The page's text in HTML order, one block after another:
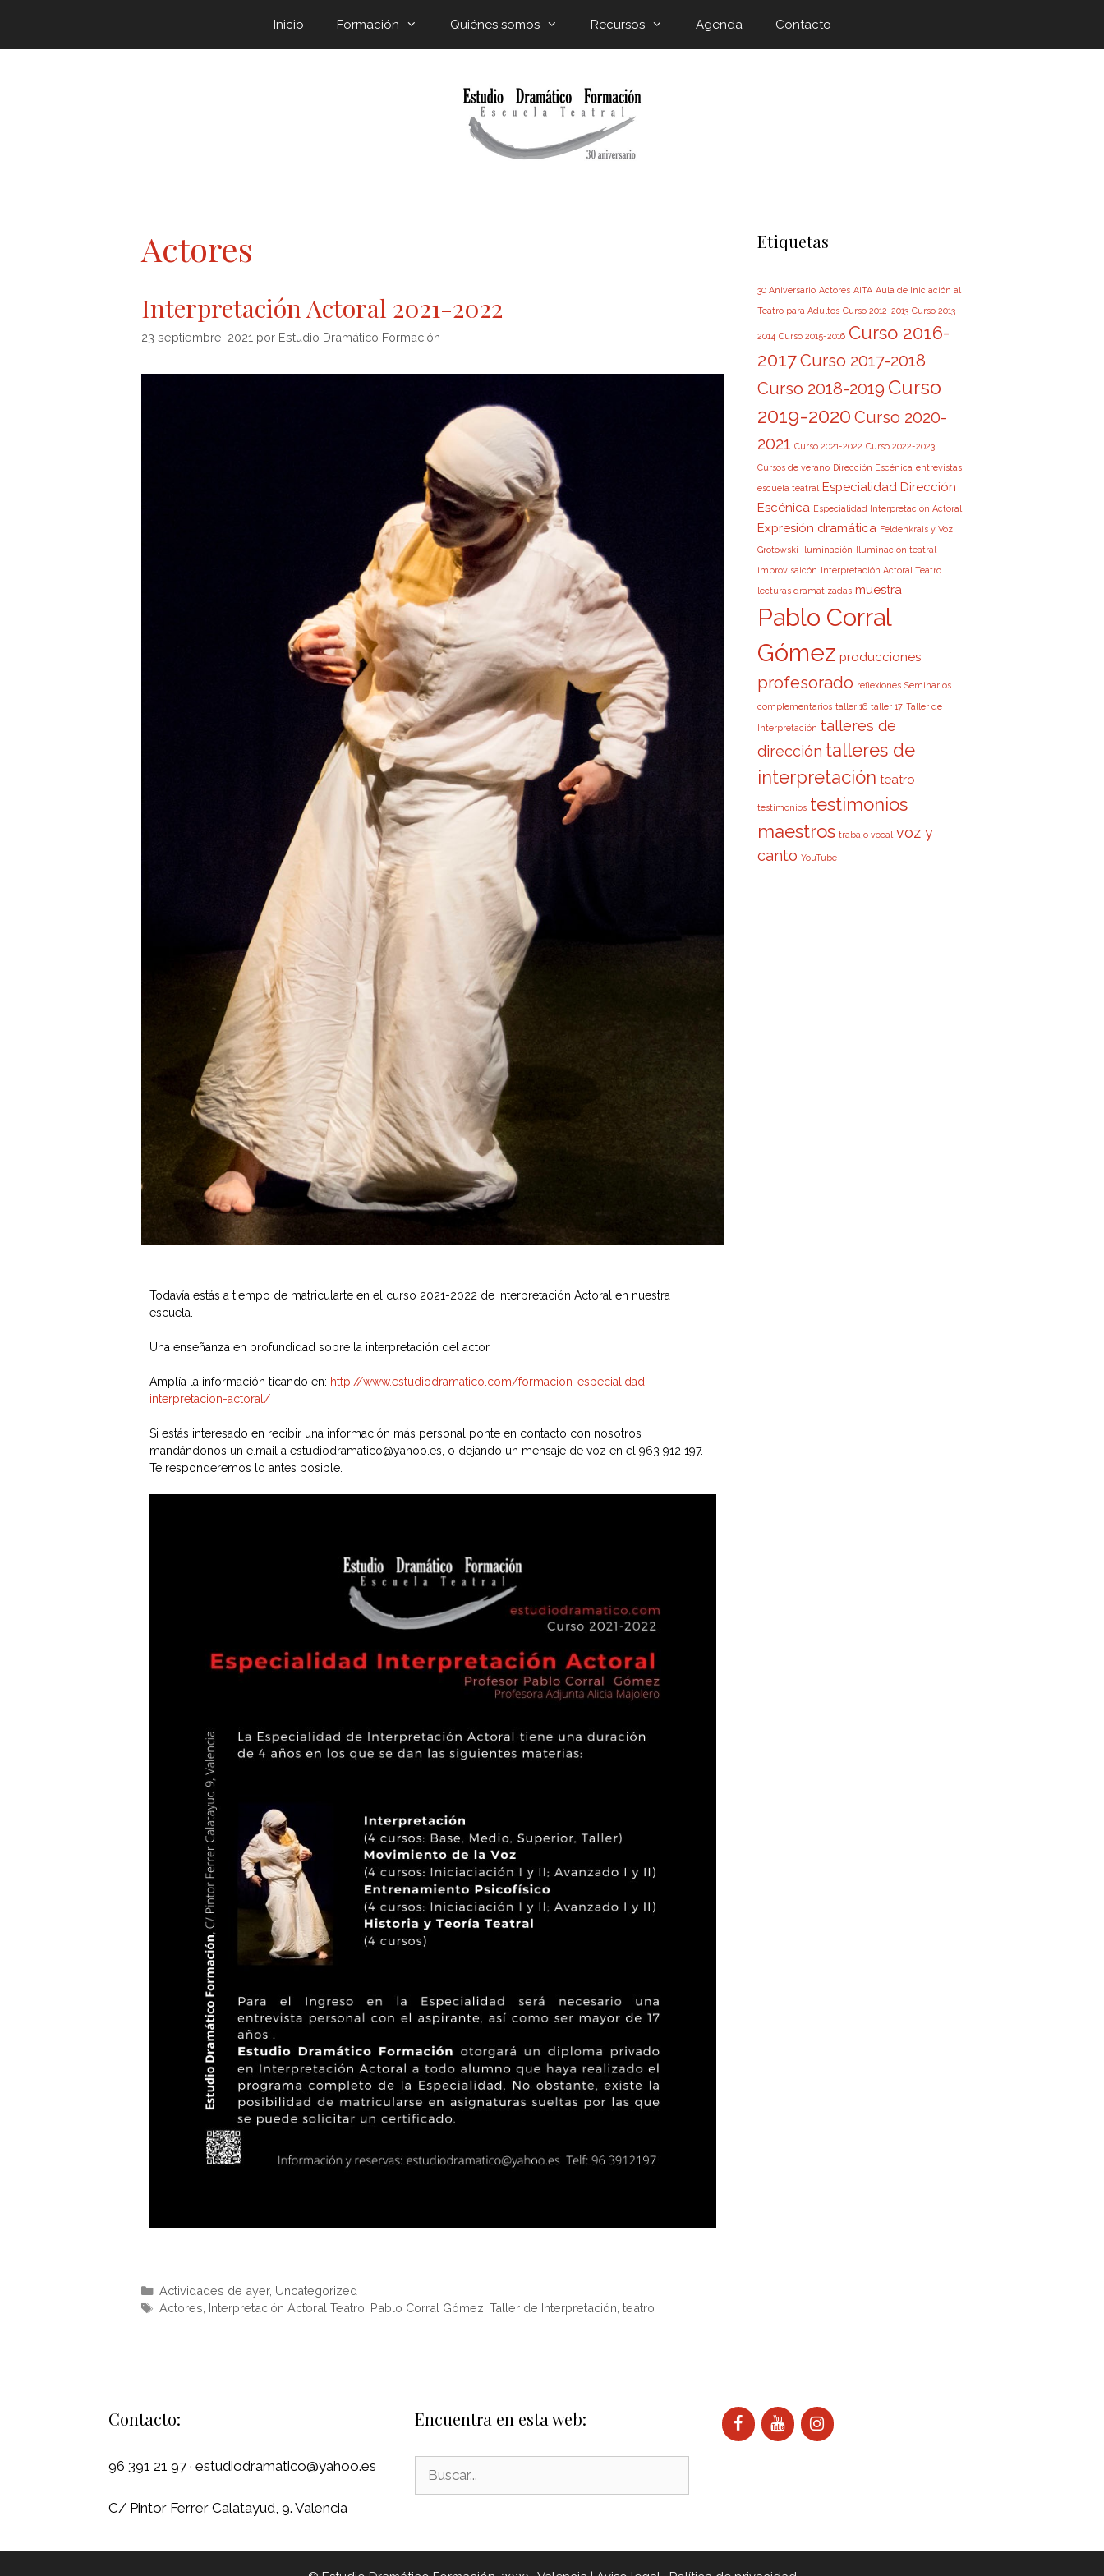
Inicio Formación Quiénes somos Recursos Agenda Contacto
Actores
Interpretación Actoral 2021-2022
23 septiembre, 2021 por Estudio Dramático Formación
Todavía estás a tiempo de matricularte en el curso 2021-2022 de Interpretación Actoral en nuestra
escuela.
Una enseñanza en profundidad sobre la interpretación del actor.
Amplía la información ticando en: http://www.estudiodramatico.com/formacion-especialidad-
interpretacion-actoral/
Si estás interesado en recibir una información más personal ponte en contacto con nosotros
mandándonos un e.mail a estudiodramatico@yahoo.es, o dejando un mensaje de voz en el 963 912 197.
Te responderemos lo antes posible.
Actividades de ayer, Uncategorized
Actores Interpretación Actoral Teatro Pablo Corral Gómez Taller de Interpretación teatro
Etiquetas
30 Aniversario Actores AITA Aula de Iniciación al
Teatro para Adultos Curso 2012-2013 Curso 2013-
2014 Curso 2015-2016 Curso 2016-
2017Curso 2017-2018
Curso 2018-2019 Curso
2019-2020 Curso 2020-
2021 Curso 2021-2022 Curso 2022-2023
Cursos de verano Dirección Escénica entrevistas
escuela teatral Especialidad Dirección
Escénica Especialidad Interpretación Actoral
Expresión dramática Feldenkrais y Voz
Grotowski iluminación Iluminación teatral
improvisaicón Interpretación Actoral Teatro
lecturas dramatizadas muestra
Pablo Corral
Gómez producciones
profesorado reflexiones Seminarios
complementarios taller 16 taller 17 Taller de
Interpretación talleres de
dirección talleres de
interpretación teatro
testimonios testimonios
maestros trabajo vocal voz y
canto YouTube
Contacto:
96 391 21 97 · estudiodramatico@yahoo.es
C/ Pintor Ferrer Calatayud, 9. Valencia
Encuentra en esta web: